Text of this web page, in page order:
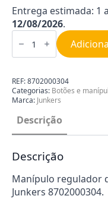
Entrega estimada: 1
12/08/2026.
Quantidade
de
do
Junkers
8702000304
REF:8702000304
Categorias: Botões e
Marca: Junkers
Descrição
Descrição
Manípulo regulador
Junkers 8702000304.